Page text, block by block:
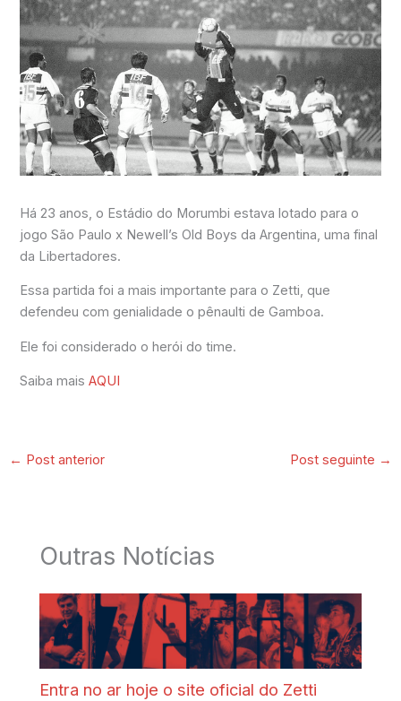
Há 23 anos, o Estádio do Morumbi estava lotado para o
jogo São Paulo x Newell’s Old Boys da Argentina, uma final
da Libertadores.
Essa partida foi a mais importante para o Zetti, que
defendeu com genialidade o pênaulti de Gamboa.
Ele foi considerado o herói do time.
Saiba maisAQUI
← Post anterior Post seguinte →
Outras Notícias
Entra no ar hoje o site oficial do Zetti